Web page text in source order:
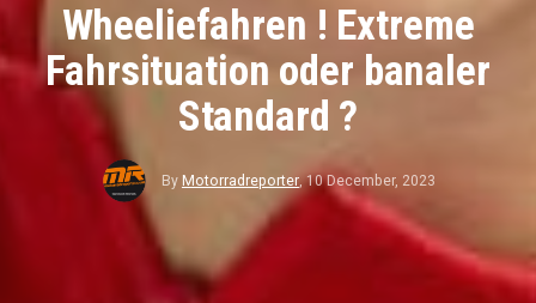
Wheeliefahren ! Extreme
Fahrsituation oder banaler
Standard ?
By Motorradreporter,10 December, 2023